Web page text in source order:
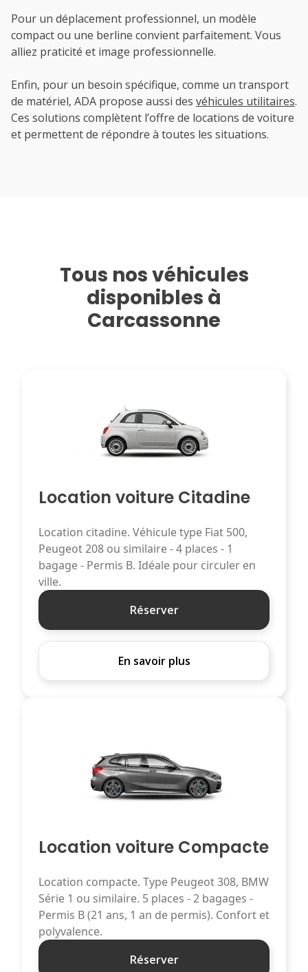
Pour un déplacement professionnel, un modèle
compact ou une berline convient parfaitement. Vous
alliez praticité et image professionnelle.
Enfin, pour un besoin spécifique, comme un transport
de matériel, ADA propose aussi des véhicules utilitaires.
Ces solutions complètent l’offre de locations de voiture
et permettent de répondre à toutes les situations.
Tous nos véhicules
disponibles à
Carcassonne
Location voiture Citadine
Location citadine. Véhicule type Fiat 500,
Peugeot 208 ou similaire - 4 places - 1
bagage - Permis B. Idéale pour circuler en
ville.
Réserver
En savoir plus
Location voiture Compacte
Location compacte. Type Peugeot 308, BMW
Série 1 ou similaire. 5 places - 2 bagages -
Permis B (21 ans, 1 an de permis). Confort et
polyvalence.
Réserver